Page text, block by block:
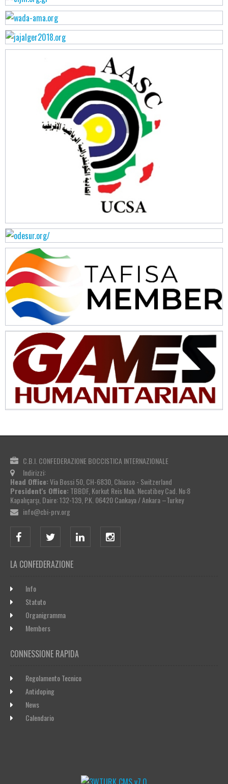
C.B.I. CONFEDERAZIONE BOCCISTICA INTERNAZIONALE
Indirizzi:
Head Office:Via Bossi 50, CH-6830, Chiasso - Switzerland
President's Office: TBBDF, Korkut Reis Mah. Necatibey Cad. No:8
Kapalıçarşı, Daire: 132-139, P.K. 06420 Cankaya / Ankara –Turkey
info@cbi-prv.org
LA CONFEDERAZIONE
Info
Statuto
Organigramma
Members
CONNESSIONE RAPIDA
Regolamento Tecnico
Antidoping
News
Calendario